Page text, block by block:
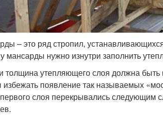
– это ряд стропил,
мансарды нужно изнутри заполнить
толщина утепляющего слоя должна
появление так называемых
слоя перекрывались следующим